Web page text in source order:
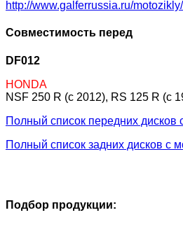
http://www.galferrussia.ru/
Совместимость перед
DF012
HONDA
NSF 250 R (c 2012), RS 125 R (c
Полный список передних дисков
Полный список задних дисков с
Подбор продукции: